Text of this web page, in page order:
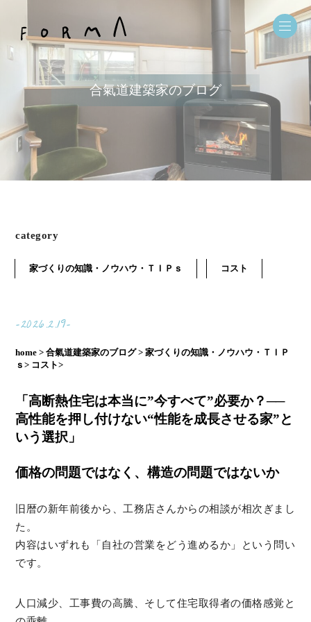
合氣道建築家のブログ
category
家づくりの知識・ノウハウ・ＴＩＰｓ コスト
-2026.2.19-
home > 合氣道建築家のブログ > 家づくりの知識・ノウハウ・ＴＩＰ
ｓ> コスト>
「高断熱住宅は本当に”今すべて”必要か？──
高性能を押し付けない“性能を成長させる家”と
いう選択」
価格の問題ではなく、構造の問題ではないか
旧暦の新年前後から、工務店さんからの相談が相次ぎまし
た。
内容はいずれも「自社の営業をどう進めるか」という問い
です。
人口減少、工事費の高騰、そして住宅取得者の価格感覚と